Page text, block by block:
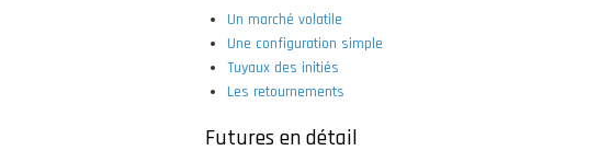
Un marché volatile
Une configuration simple
Tuyaux des initiés
Les retournements
Futures en détail